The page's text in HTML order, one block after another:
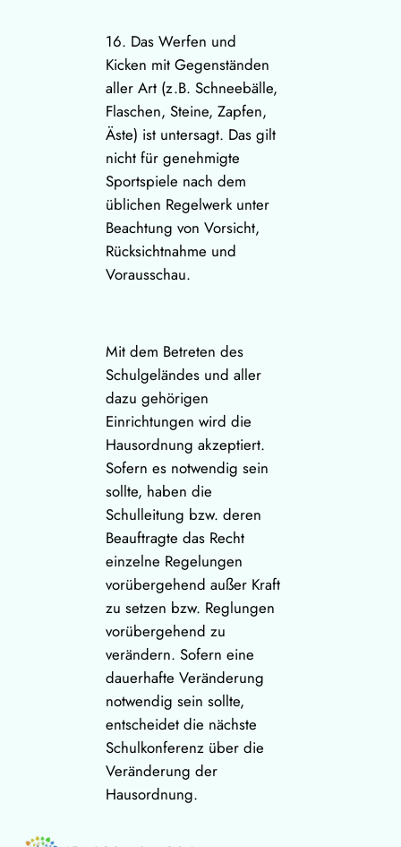
16. Das Werfen und
Kicken mit Gegenständen
aller Art (z.B. Schneebälle,
Flaschen, Steine, Zapfen,
Äste) ist untersagt. Das gilt
nicht für genehmigte
Sportspiele nach dem
üblichen Regelwerk unter
Beachtung von Vorsicht,
Rücksichtnahme und
Vorausschau.
Mit dem Betreten des
Schulgeländes und aller
dazu gehörigen
Einrichtungen wird die
Hausordnung akzeptiert.
Sofern es notwendig sein
sollte, haben die
Schulleitung bzw. deren
Beauftragte das Recht
einzelne Regelungen
vorübergehend außer Kraft
zu setzen bzw. Reglungen
vorübergehend zu
verändern. Sofern eine
dauerhafte Veränderung
notwendig sein sollte,
entscheidet die nächste
Schulkonferenz über die
Veränderung der
Hausordnung.